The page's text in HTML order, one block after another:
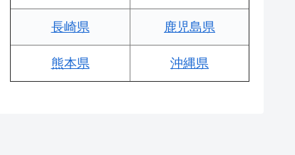
長崎県 鹿児島県
熊本県 沖縄県